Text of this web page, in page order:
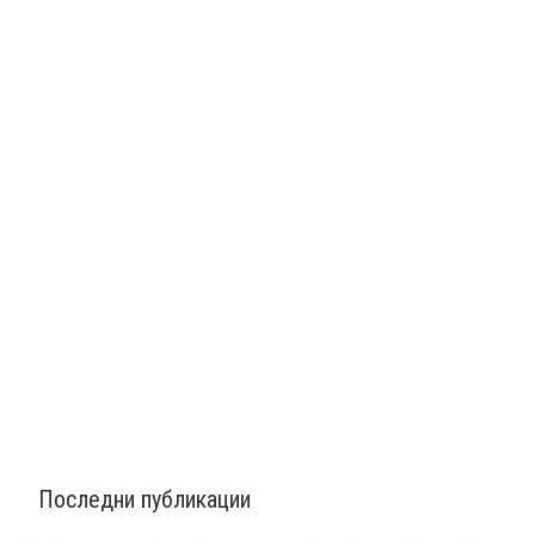
Последни публикации